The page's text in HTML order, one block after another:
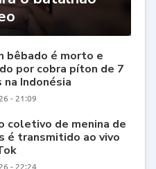
bêbado é morto e
por cobra píton de 7
Indonésia
- 21:09
coletivo de menina de
é transmitido ao vivo
- 22:24